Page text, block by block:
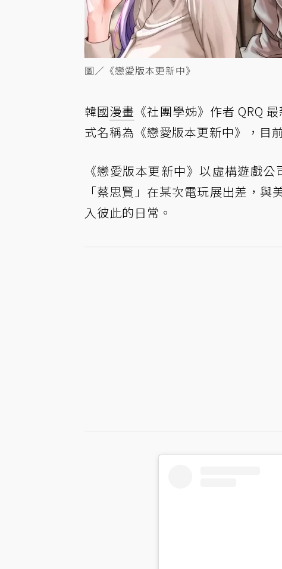
圖／《戀愛版本更新中》
韓國漫畫 《社團學姊》作者 QRQ
式名稱為《戀愛版本更新中》，目
《戀愛版本更新中》以虛構遊戲
「蔡思賢」在某次電玩展出差，
入彼此的日常。